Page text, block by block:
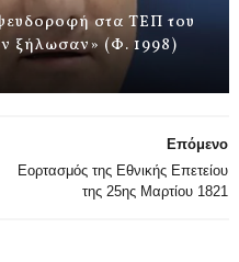
στα ΤΕΠ του
ξήλωσαν» (Φ. 1998)
Επόμενο
Εορτασμός της Εθνικής Επετείου
της 25ης Μαρτίου 1821